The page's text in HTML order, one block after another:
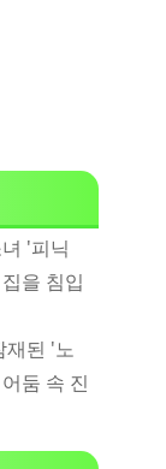
'피닉
을 침입
재된 '노
둠 속 진